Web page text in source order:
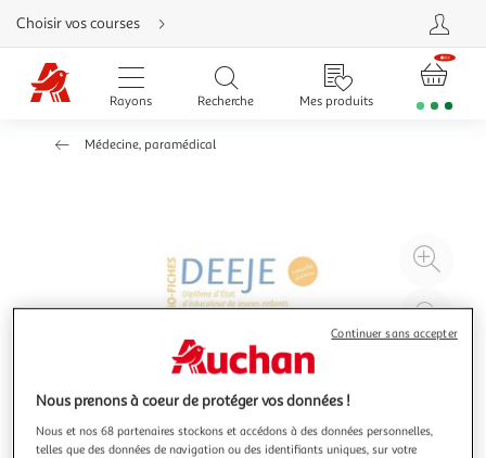
Aller
directement
au
contenu
Aller
directement
Aller
Choisir vos courses
Rayons Recherche Mes produits
Médecine, paramédical
à
Nous prenons à coeur de protéger vos données !
Nous et nos 68 partenaires stockons et accédons à des données personnelles,
telles que des données de navigation ou des identifiants uniques, sur votre
Continuer sans accepter